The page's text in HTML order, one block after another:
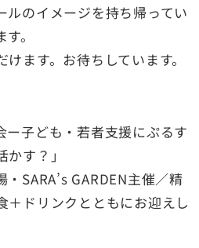
ルのイメージを持ち帰ってい
。
ます。お待ちしています。
ー子ども・若者支援にぷるす
す？」
SARA’s GARDEN主催／精
＋ドリンクとともにお迎えし